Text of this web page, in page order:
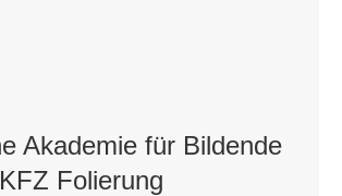
Akademie für Bildende
Folierung